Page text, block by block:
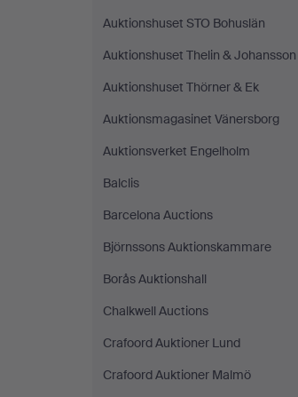
Auktionshuset STO Bohuslän
Auktionshuset Thelin & Johansson
Auktionshuset Thörner & Ek
Auktionsmagasinet Vänersborg
Auktionsverket Engelholm
Balclis
Barcelona Auctions
Björnssons Auktionskammare
Borås Auktionshall
Chalkwell Auctions
Crafoord Auktioner Lund
Crafoord Auktioner Malmö